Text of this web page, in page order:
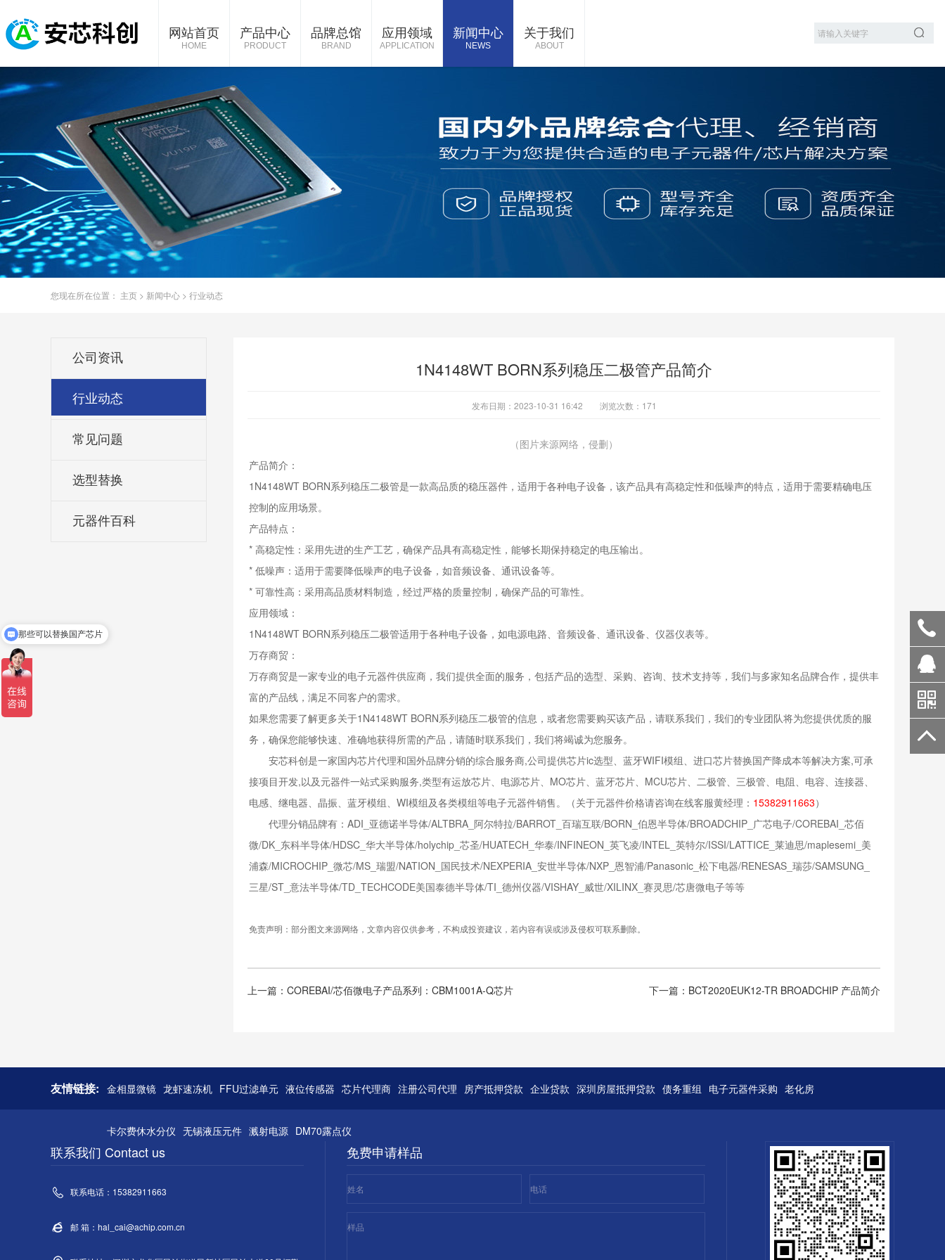
网站首页
HOME
产品中心
PRODUCT
品牌总馆
BRAND
应用领域
APPLICATION
新闻中心
NEWS
关于我们
ABOUT
您现在所在位置： 主页 > 新闻中心 > 行业动态
公司资讯
行业动态
常见问题
选型替换
元器件百科
1N4148WT BORN系列稳压二极管产品简介
发布日期：2023-10-31 16:42 浏览次数： 171
（图片来源网络，侵删）
产品简介：
1N4148WT BORN系列稳压二极管是一款高品质的稳压器件，适用于各种电子设备，该产品具有高稳定性和低噪声的特点，适用于需要精确电压
控制的应用场景。
产品特点：
* 高稳定性：采用先进的生产工艺，确保产品具有高稳定性，能够长期保持稳定的电压输出。
* 低噪声：适用于需要降低噪声的电子设备，如音频设备、通讯设备等。
* 可靠性高：采用高品质材料制造，经过严格的质量控制，确保产品的可靠性。
应用领域：
1N4148WT BORN系列稳压二极管适用于各种电子设备，如电源电路、音频设备、通讯设备、仪器仪表等。
万存商贸：
万存商贸是一家专业的电子元器件供应商，我们提供全面的服务，包括产品的选型、采购、咨询、技术支持等，我们与多家知名品牌合作，提供丰
富的产品线，满足不同客户的需求。
如果您需要了解更多关于1N4148WT BORN系列稳压二极管的信息，或者您需要购买该产品，请联系我们，我们的专业团队将为您提供优质的服
务，确保您能够快速、准确地获得所需的产品，请随时联系我们，我们将竭诚为您服务。
安芯科创是一家国内芯片代理和国外品牌分销的综合服务商,公司提供芯片ic选型、蓝牙WIFI模组、进口芯片替换国产降成本等解决方案,可承
接项目开发,以及元器件一站式采购服务,类型有运放芯片、电源芯片、MO芯片、蓝牙芯片、MCU芯片、二极管、三极管、电阻、电容、连接器、
电感、继电器、晶振、蓝牙模组、WI模组及各类模组等电子元器件销售。（关于元器件价格请咨询在线客服黄经理： 15382911663）
代理分销品牌有：ADI_亚德诺半导体/ALTBRA_阿尔特拉/BARROT_百瑞互联/BORN_伯恩半导体/BROADCHIP_广芯电子/COREBAI_芯佰
微/DK_东科半导体/HDSC_华大半导体/holychip_芯圣/HUATECH_华泰/INFINEON_英飞凌/INTEL_英特尔/ISSI/LATTICE_莱迪思/maplesemi_美
浦森/MICROCHIP_微芯/MS_瑞盟/NATION_国民技术/NEXPERIA_安世半导体/NXP_恩智浦/Panasonic_松下电器/RENESAS_瑞莎/SAMSUNG_
三星/ST_意法半导体/TD_TECHCODE美国泰德半导体/TI_德州仪器/VISHAY_威世/XILINX_赛灵思/芯唐微电子等等
免责声明：部分图文来源网络，文章内容仅供参考，不构成投资建议，若内容有误或涉及侵权可联系删除。
上一篇：COREBAI/芯佰微电子产品系列：CBM1001A-Q芯片 下一篇：BCT2020EUK12-TR BROADCHIP 产品简介
友情链接: 金相显微镜 龙虾速冻机 FFU过滤单元 液位传感器 芯片代理商 注册公司代理 房产抵押贷款 企业贷款 深圳房屋抵押贷款 债务重组 电子元器件采购 老化房
卡尔费休水分仪 无锡液压元件 溅射电源 DM70露点仪
联系我们 Contact us
联系电话：15382911663
邮 箱：hal_cai@achip.com.cn
免费申请样品
姓名 电话
样品
那些可以替换国产芯片